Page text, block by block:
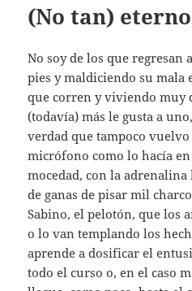
(No tan)
No soy de los que regresan
pies y maldiciendo su mala
que corren y viviendo muy
(todavía) más le gusta a
verdad que tampoco vuelvo
micrófono como lo hacía
mocedad, con la
de ganas de pisar mil
Sabino, el pelotón, que los
o lo van templando los
aprende a dosificar el
todo el curso o, en el caso